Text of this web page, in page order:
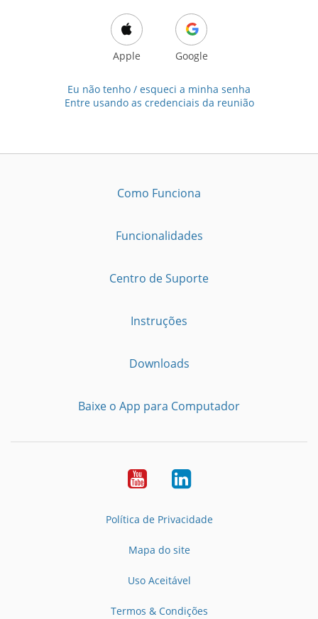
Apple Google
Eu não tenho / esqueci a minha senha
Entre usando as credenciais da reunião
Como Funciona
Funcionalidades
Centro de Suporte
Instruções
Downloads
Baixe o App para Computador
YoutubeLinkedIn
Política de Privacidade
Mapa do site
Uso Aceitável
Termos & Condições